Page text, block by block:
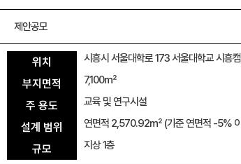
제안공모
위치 시흥시 서울대학로 173 서울대학교 시흥
부지면적 7,100㎡
주 용도 교육 및 연구시설
설계 범위 연면적 2,570.92㎡ (기준 연면적 -5%
규모 지상 1층